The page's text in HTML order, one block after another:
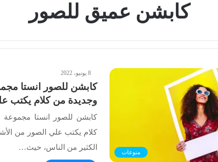
كابشن عميق للصور
منوعات
8 يونيو، 2022
كابشن للصور انستا
وجديدة من كلام يكتب
كابشن للصور انستا مجموعة
كلام يكتب علي الصور من
الكثير من الناس، حيث…